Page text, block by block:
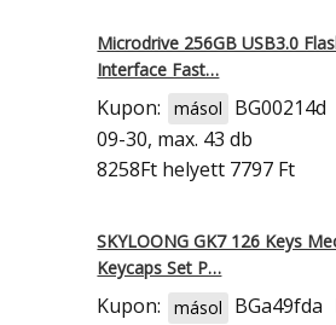
Microdrive 256GB USB3.0
Interface Fast…
Kupon: másol BG00214d
09-30, max. 43 db
8258Ft helyett 7797 Ft
SKYLOONG GK7 126 Keys
Keycaps Set P…
Kupon: másol BGa49fda